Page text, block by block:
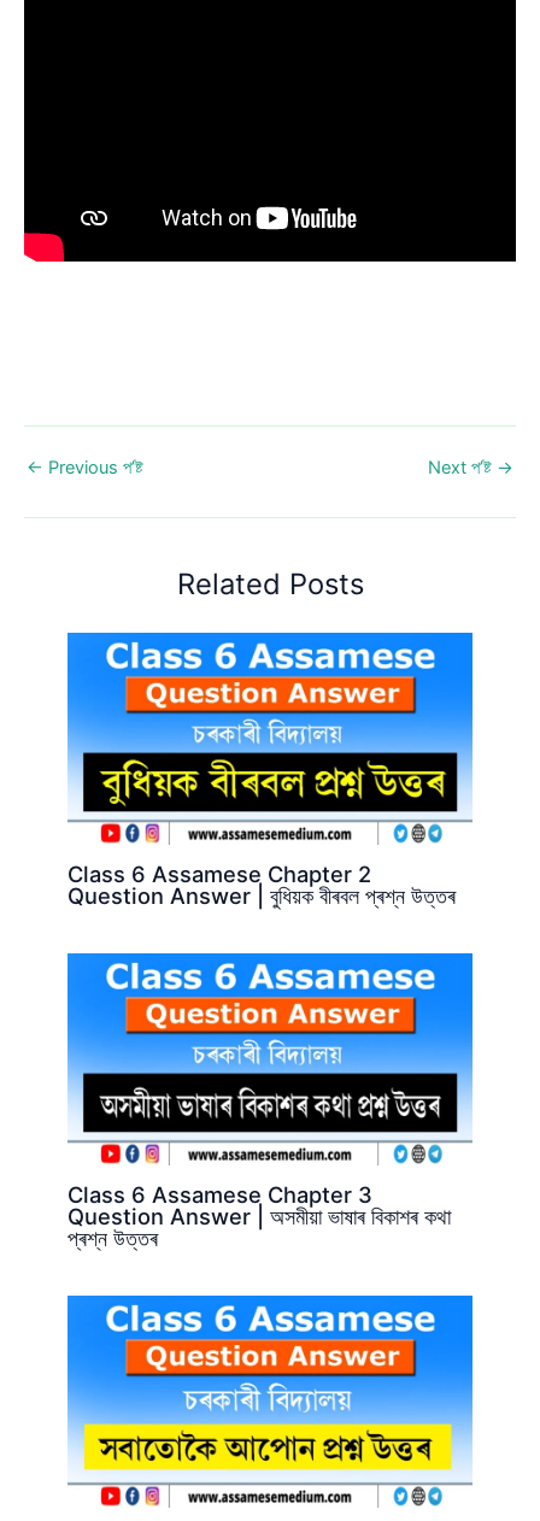
← Previous প’ষ্ট Next প’ষ্ট →
Related Posts
Class 6 Assamese Chapter 2
Question Answer | বুধিয়ক বীৰবল প্ৰশ্ন উত্তৰ
Class 6 Assamese Chapter 3
Question Answer | অসমীয়া ভাষাৰ বিকাশৰ কথা
প্ৰশ্ন উত্তৰ